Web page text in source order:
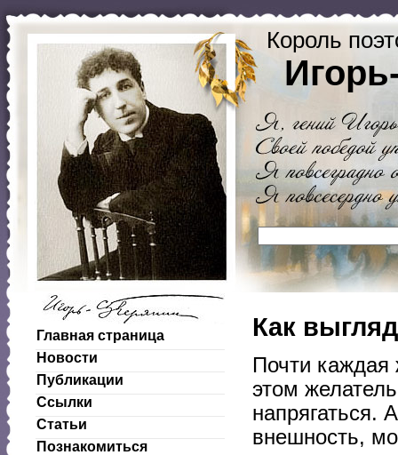
Король
Главная страница
Новости
Публикации
Ссылки
Статьи
Познакомиться
Как
Почти каждая
этом
напрягаться.
внешность,